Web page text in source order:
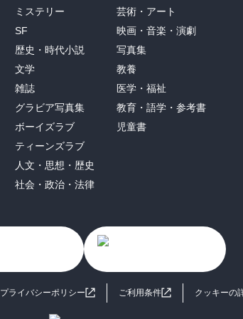
ミステリー
SF
歴史・時代小説
文学
雑誌
グラビア写真集
ボーイズラブ
ティーンズラブ
人文・思想・歴史
社会・政治・法律
芸術・アート
映画・音楽・演劇
写真集
教養
医学・福祉
教育・語学・参考書
児童書
プライバシーポリシー ご利用条件 クッキーの